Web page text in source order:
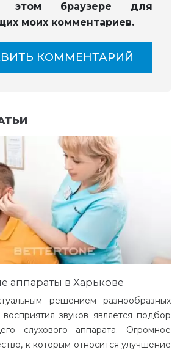
этом браузере для
моих комментариев.
аппараты в Харькове
решением разнообразных
звуков является подбор
слухового аппарата. Огромное
к которым относится улучшение